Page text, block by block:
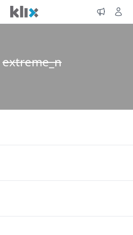
extreme_n